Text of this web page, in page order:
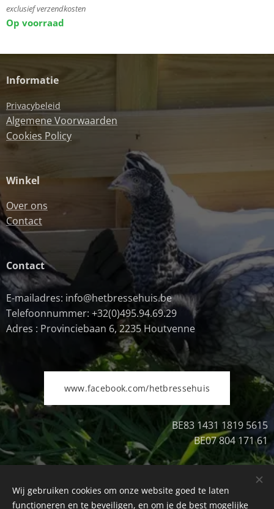
exclusief verzendkosten
Op voorraad
Informatie
Privacybeleid
Algemene Voorwaarden
Cookies Policy
Winkel
Over ons
Contact
Contact
E-mailadres: info@hetbressehuis.be
Telefoonnummer: +32(0)495.94.69.29
Adres : Provinciebaan 6, 2235 Houtvenne
www.facebook.com/hetbressehuis
BE83 1431 1819 5615
BE07 804 171 61
Uitschrijven Cookies
Wij gebruiken cookies om onze website goed te laten
functioneren en te beveiligen, en om je de best mogelijke